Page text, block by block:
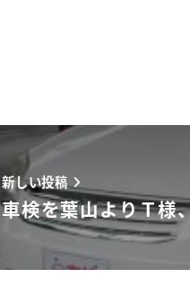
新しい投稿
車検を葉山よりＴ様